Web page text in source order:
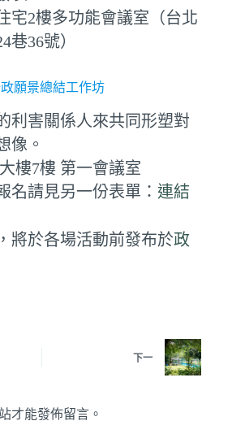
宅2樓多功能會議室（台北
巷36號）
政願景總結工作坊
利害關係人來共同形塑對
像。
樓7樓 第一會議室
名請見另一份表單： 連結
將於各場活動前發布於政
下一
才能發佈留言。